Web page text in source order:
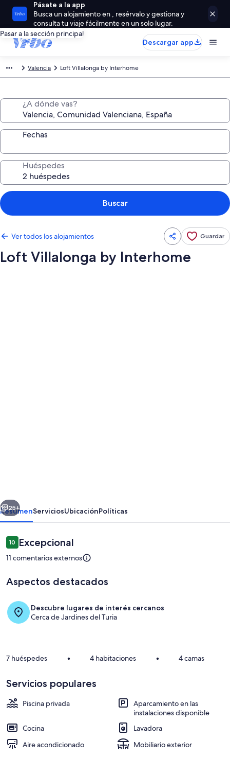
Pásate a la app
Busca un alojamiento en , resérvalo y gestiona y
consulta tu viaje fácilmente en un solo lugar.
Pasar a la sección principal
Descargar app
Valencia Loft Villalonga by Interhome
¿A dónde vas?
Fechas
Huéspedes
Buscar
Ver todos los alojamientos Guardar
Loft Villalonga by Interhome
Interior
Siguiente
25+
ResumenServiciosUbicaciónPolíticas
Comentarios
1010 de 10
Excepcional
11 comentarios externos
Aspectos destacados
Descubre lugares de interés cercanos
Cerca de Jardines del Turia
7 huéspedes • 4 habitaciones • 4 camas
Servicios populares
Piscina privada
Aparcamiento en las
instalaciones disponible
Cocina
Lavadora
Aire acondicionado
Mobiliario exterior